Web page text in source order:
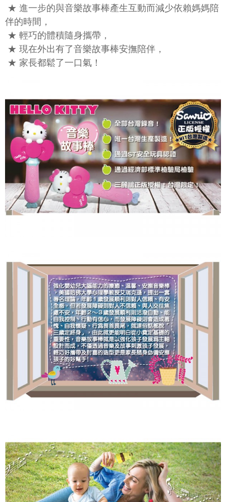
★ 進一步的與音樂故事棒產生互動而減少依賴媽媽陪
伴的時間，
★ 輕巧的體積隨身攜帶，
★ 現在外出有了音樂故事棒安撫陪伴，
★ 家長都鬆了一口氣！